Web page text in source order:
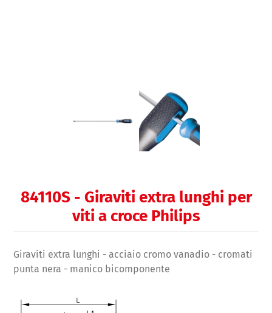
84110S - Giraviti extra lunghi per
viti a croce Philips
Giraviti extra lunghi - acciaio cromo vanadio - cromati
punta nera - manico bicomponente